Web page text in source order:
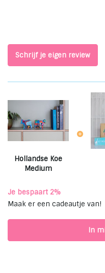
Schrijf je eigen review
Hollandse Koe
Medium
Je bespaart 2%
Maak er een cadeautje van!
In